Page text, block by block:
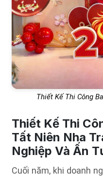
Thiết Kế Thi Công
Thiết Kế Thi
Tất Niên Nha
Nghiệp Và Ấn
Cuối năm, khi doanh